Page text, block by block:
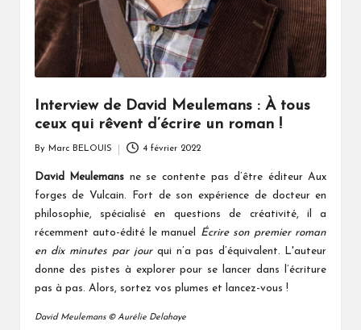
Interview de David Meulemans : À tous
ceux qui rêvent d’écrire un roman !
by
By Marc BELOUIS 4 février 2022
David Meulemans ne se contente pas d’être éditeur Aux
forges de Vulcain. Fort de son expérience de docteur en
philosophie, spécialisé en questions de créativité, il a
récemment auto-édité le manuel
Écrire son premier roman
en dix minutes par jourqui n’a pas d’équivalent. L'auteur
donne des pistes à explorer pour se lancer dans l’écriture
pas à pas. Alors, sortez vos plumes et lancez-vous !
David Meulemans © Aurélie Delahaye